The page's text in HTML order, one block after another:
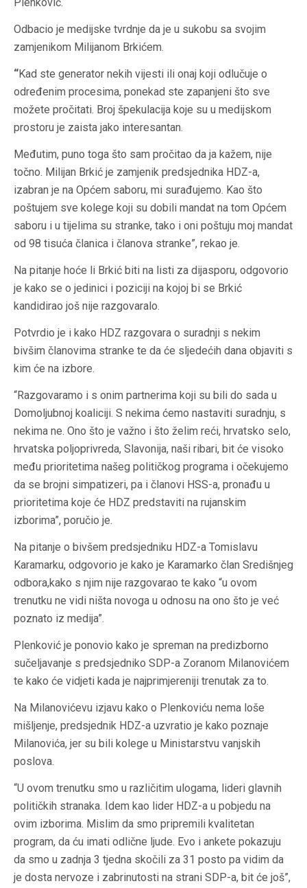
Odbacio je medijske tvrdnje da je u sukobu sa svojim
zamjenikom Milijanom Brkićem.
“Kad ste generator nekih vijesti ili onaj koji odlučuje o
određenim procesima, ponekad ste zapanjeni što sve
možete pročitati. Broj špekulacija koje su u medijskom
prostoru je zaista jako interesantan.
Međutim, puno toga što sam pročitao da ja kažem, nije
točno. Milijan Brkić je zamjenik predsjednika HDZ-a,
izabran je na Općem saboru, mi surađujemo. Kao što
poštujem sve kolege koji su dobili mandat na tom Općem
saboru i u tijelima su stranke, tako i oni poštuju moj mandat
od 98 tisuća članica i članova stranke”, rekao je.
Na pitanje hoće li Brkić biti na listi za dijasporu, odgovorio
je kako se o jedinici i poziciji na kojoj bi se Brkić
kandidirao još nije razgovaralo.
Potvrdio je i kako HDZ razgovara o suradnji s nekim
bivšim članovima stranke te da će sljedećih dana objaviti s
kim će na izbore.
“Razgovaramo i s onim partnerima koji su bili do sada u
Domoljubnoj koaliciji. S nekima ćemo nastaviti suradnju, s
nekima ne. Ono što je važno i što želim reći, hrvatsko selo,
hrvatska poljoprivreda, Slavonija, naši ribari, bit će visoko
među prioritetima našeg političkog programa i očekujemo
da se brojni simpatizeri, pa i članovi HSS-a, pronađu u
prioritetima koje će HDZ predstaviti na rujanskim
izborima”, poručio je.
Na pitanje o bivšem predsjedniku HDZ-a Tomislavu
Karamarku, odgovorio je kako je Karamarko član Središnjeg
odbora,kako s njim nije razgovarao te kako “u ovom
trenutku ne vidi ništa novoga u odnosu na ono što je već
poznato iz medija”.
Plenković je ponovio kako je spreman na predizborno
sučeljavanje s predsjedniko SDP-a Zoranom Milanovićem
te kako će vidjeti kada je najprimjereniji trenutak za to.
Na Milanovićevu izjavu kako o Plenkoviću nema loše
mišljenje, predsjednik HDZ-a uzvratio je kako poznaje
Milanovića, jer su bili kolege u Ministarstvu vanjskih
poslova.
“U ovom trenutku smo u različitim ulogama, lideri glavnih
političkih stranaka. Idem kao lider HDZ-a u pobjedu na
ovim izborima. Mislim da smo pripremili kvalitetan
program, da ću imati odlične ljude. Evo i ankete pokazuju
da smo u zadnja 3 tjedna skočili za 31 posto pa vidim da
je dosta nervoze i zabrinutosti na strani SDP-a, bit će još”,